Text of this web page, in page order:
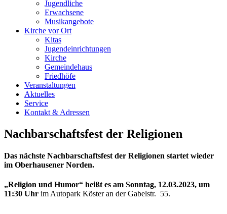
Jugendliche
Erwachsene
Musikangebote
Kirche vor Ort
Kitas
Jugendeinrichtungen
Kirche
Gemeindehaus
Friedhöfe
Veranstaltungen
Aktuelles
Service
Kontakt & Adressen
Nachbarschaftsfest der Religionen
Das nächste Nachbarschaftsfest der Religionen startet wieder
im Oberhausener Norden.
„Religion und Humor“ heißt es am Sonntag, 12.03.2023, um
11:30 Uhr im Autopark Köster an der Gabelstr. 55.